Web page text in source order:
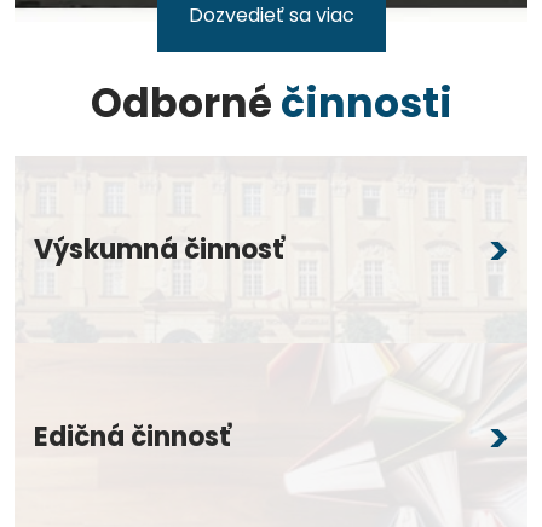
Dozvedieť sa viac
Odbornéčinnosti
Výskumná činnosť
Edičná činnosť